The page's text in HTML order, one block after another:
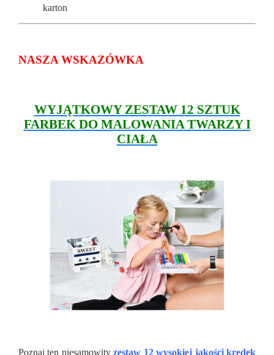
karton
NASZA WSKAZÓWKA
WYJĄTKOWY ZESTAW 12 SZTUK
FARBEK DO MALOWANIA TWARZY I
CIAŁA
Poznaj ten niesamowityzestaw 12 wysokiej jakości kredek